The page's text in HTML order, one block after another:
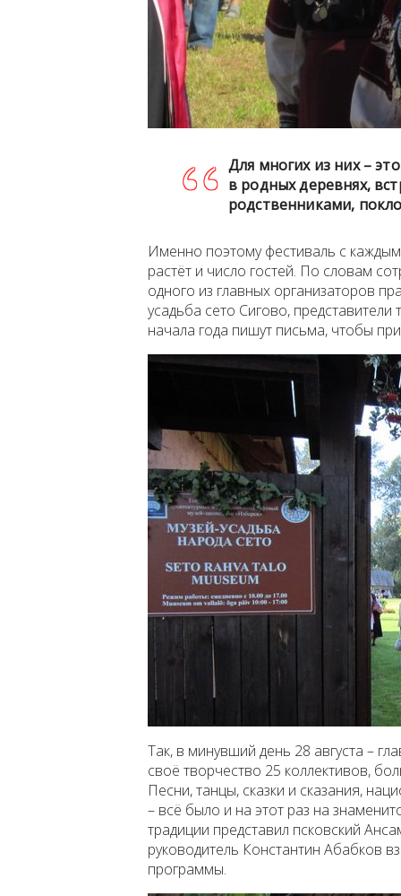
Для многих из них –
в родных деревнях,
родственниками,
Именно поэтому фестиваль с
растёт и число гостей. По словам
одного из главных организаторов
усадьба сето Сигово,
начала года пишут письма, чтобы
Так, в минувший день 28 августа –
своё творчество 25 коллективов,
Песни, танцы, сказки и сказания,
– всё было и на этот раз на
традиции представил псковский
руководитель Константин Абабков
программы.